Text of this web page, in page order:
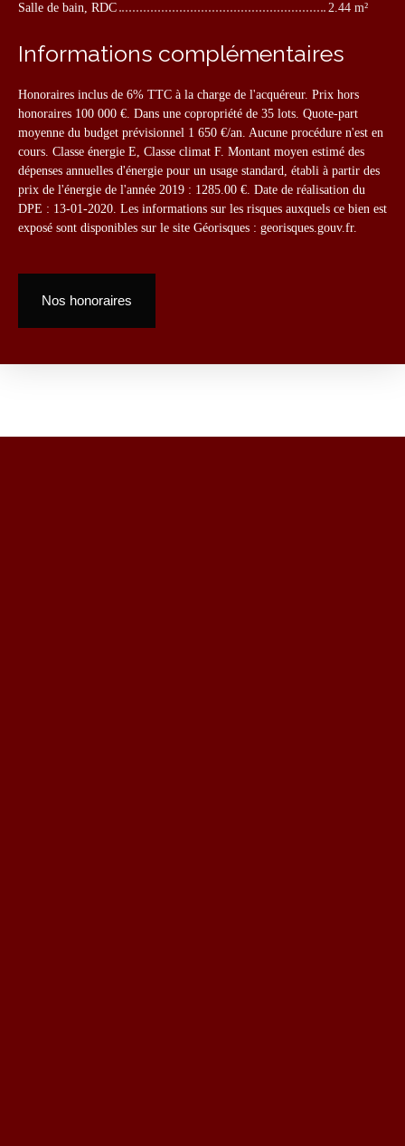
Salle de bain, RDC 2.44 m²
Informations complémentaires
Honoraires inclus de 6% TTC à la charge de l'acquéreur. Prix hors
honoraires 100 000 €. Dans une copropriété de 35 lots. Quote-part
moyenne du budget prévisionnel 1 650 €/an. Aucune procédure n'est en
cours. Classe énergie E, Classe climat F. Montant moyen estimé des
dépenses annuelles d'énergie pour un usage standard, établi à partir des
prix de l'énergie de l'année 2019 : 1285.00 €. Date de réalisation du
DPE : 13-01-2020. Les informations sur les risques auxquels ce bien est
exposé sont disponibles sur le site Géorisques : georisques.gouv.fr.
Nos honoraires